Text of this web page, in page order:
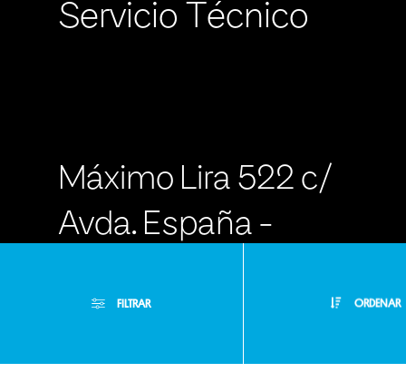
FILTRAR ORDENAR
Servicio Técnico
Máximo Lira 522 c/
Avda. España -
- RA +595 971
100000